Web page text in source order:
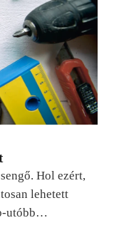
Hol ezért,
lehetett
utóbb…